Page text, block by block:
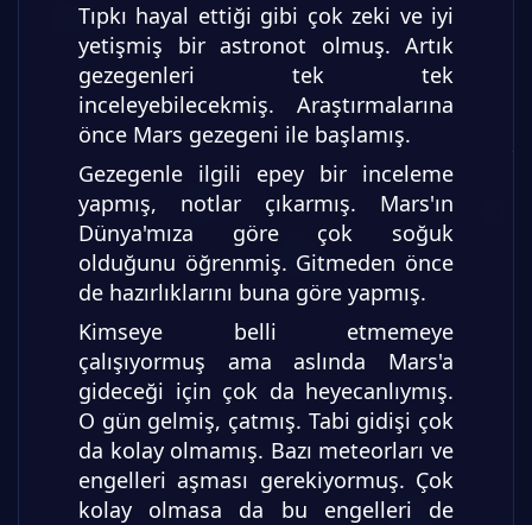
Tıpkı hayal ettiği gibi çok zeki ve iyi
yetişmiş bir astronot olmuş. Artık
gezegenleri tek tek
inceleyebilecekmiş. Araştırmalarına
önce Mars gezegeni ile başlamış.
Gezegenle ilgili epey bir inceleme
yapmış, notlar çıkarmış. Mars'ın
Dünya'mıza göre çok soğuk
olduğunu öğrenmiş. Gitmeden önce
de hazırlıklarını buna göre yapmış.
Kimseye belli etmemeye
çalışıyormuş ama aslında Mars'a
gideceği için çok da heyecanlıymış.
O gün gelmiş, çatmış. Tabi gidişi çok
da kolay olmamış. Bazı meteorları ve
engelleri aşması gerekiyormuş. Çok
kolay olmasa da bu engelleri de